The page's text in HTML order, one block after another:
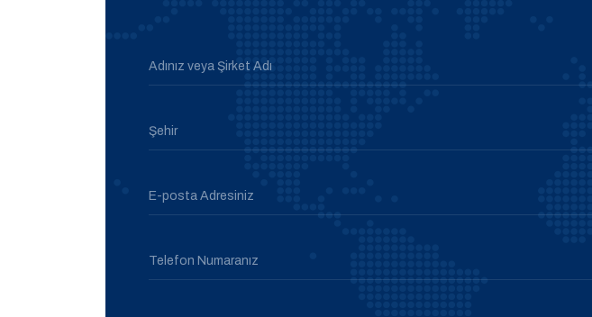
Adınız veya Şirket Adı
Şehir
E-posta Adresiniz
Telefon Numaranız